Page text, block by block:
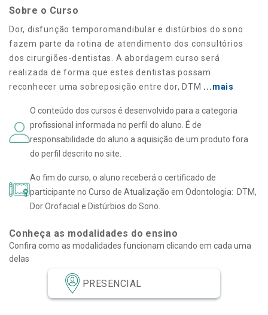
Sobre o Curso
Dor, disfunção temporomandibular e distúrbios do sono
fazem parte da rotina de atendimento dos consultórios
dos cirurgiões-dentistas. A abordagem curso será
realizada de forma que estes dentistas possam
reconhecer uma sobreposição entre dor, DTM ...mais
O conteúdo dos cursos é desenvolvido para a categoria
profissional informada no perfil do aluno. É de
responsabilidade do aluno a aquisição de um produto fora
do perfil descrito no site.
Ao fim do curso, o aluno receberá o certificado de
participante no Curso de Atualização em Odontologia: DTM,
Dor Orofacial e Distúrbios do Sono.
Conheça as modalidades do ensino
PRESENCIAL
Confira como as modalidades funcionam clicando em cada uma
delas